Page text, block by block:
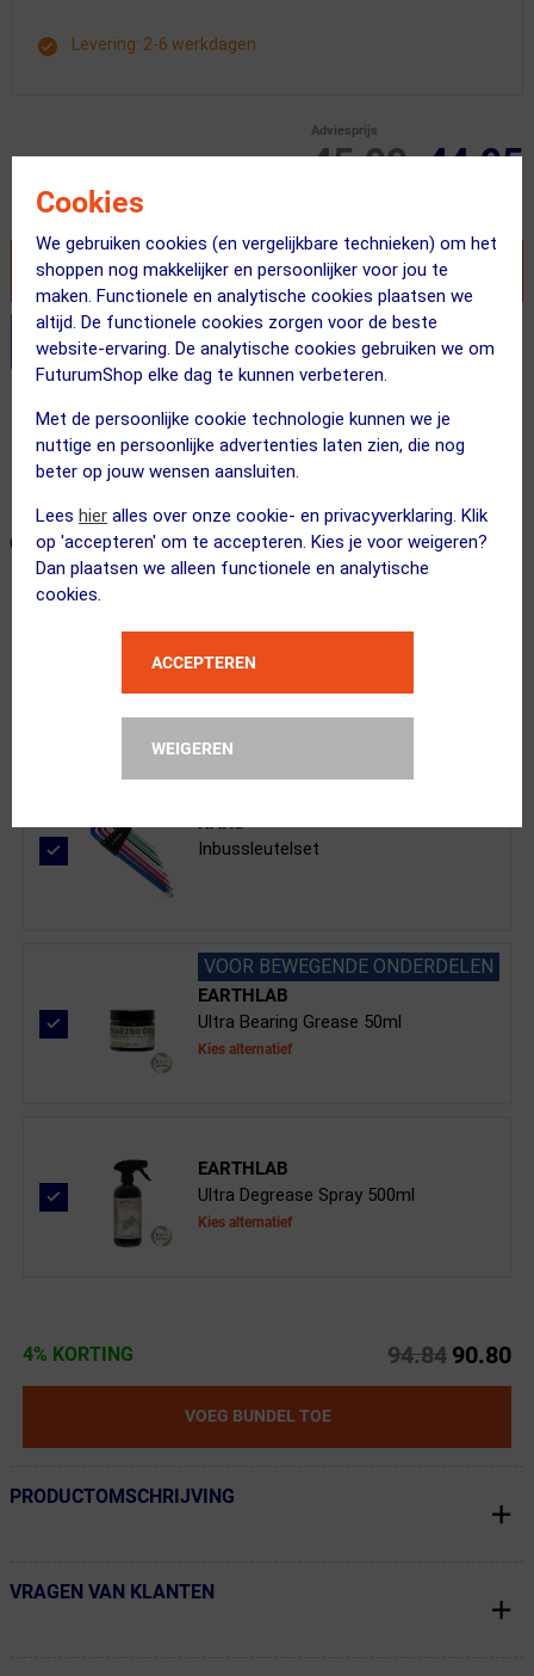
Cookies
We gebruiken cookies (en vergelijkbare technieken) om het
shoppen nog makkelijker en persoonlijker voor jou te
maken. Functionele en analytische cookies plaatsen we
altijd. De functionele cookies zorgen voor de beste
website-ervaring. De analytische cookies gebruiken we om
FuturumShop elke dag te kunnen verbeteren.
Met de persoonlijke cookie technologie kunnen we je
nuttige en persoonlijke advertenties laten zien, die nog
beter op jouw wensen aansluiten.
Lees hier alles over onze cookie- en privacyverklaring. Klik
op 'accepteren' om te accepteren. Kies je voor weigeren?
Dan plaatsen we alleen functionele en analytische
cookies.
ACCEPTEREN
WEIGEREN
Levering: 2-6 werkdagen
45.99
Adviesprijs
44.95
VOEG TOE AAN WINKELWAGEN
Stel je productvragen aan onze AI assistent
Voor 23:00 uur besteld, morgen in huis
365 dagen retourrecht
← Terug naar productnavigatie
ONZE AANBEVOLEN COMBINATIE
Cane Creek
Balhoofdlager boven 40 1 1/8" IS41/...
XAND
Inbussleutelset
VOOR BEWEGENDE ONDERDELEN
EARTHLAB
Ultra Bearing Grease 50ml
Kies alternatief
EARTHLAB
Ultra Degrease Spray 500ml
Kies alternatief
4% KORTING 94.84 90.80
VOEG BUNDEL TOE
← Terug naar productnavigatie
PRODUCTOMSCHRIJVING
← Terug naar productnavigatie
VRAGEN VAN KLANTEN